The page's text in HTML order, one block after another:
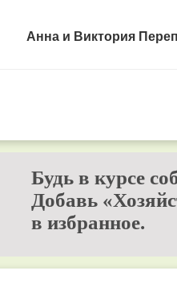
Анна и Виктория
Будь в курсе
Добавь
в избранное.